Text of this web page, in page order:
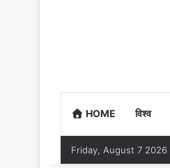
HOME विश्व
Friday, August 7 2026